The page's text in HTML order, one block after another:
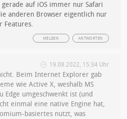
gerade auf iOS immer nur Safari
anderen Browser eigentlich nur
Features.
ANTWORTEN
MELDEN
19.08.2022, 15:34 Uhr
Beim Internet Explorer gab
wie Active X, weshalb MS
Edge umgeschwenkt ist (und
einmal eine native Engine hat,
basiertes nutzt, was